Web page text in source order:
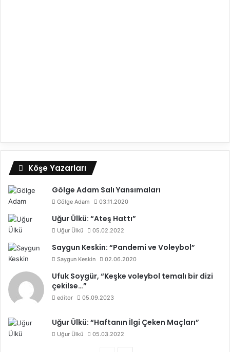
Köşe Yazarları
Gölge Adam Salı Yansımaları
Gölge Adam 03.11.2020
Uğur Ülkü: “Ateş Hattı”
Uğur Ülkü 05.02.2022
Saygun Keskin: “Pandemi ve Voleybol”
Saygun Keskin 02.06.2020
Ufuk Soygür, “Keşke voleybol temalı bir dizi
çekilse…”
editor 05.09.2023
Uğur Ülkü: “Haftanın İlgi Çeken Maçları”
Uğur Ülkü 05.03.2022